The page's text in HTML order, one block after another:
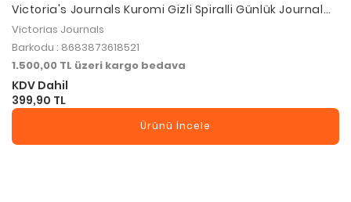
Victoria's Journals Kuromi Gizli Spiralli Günlük Journal
17x24 cm
Victorias Journals
Barkodu : 8683873618521
1.500,00 TL üzeri kargo bedava
KDV Dahil
399,90 TL
Ürünü İncele